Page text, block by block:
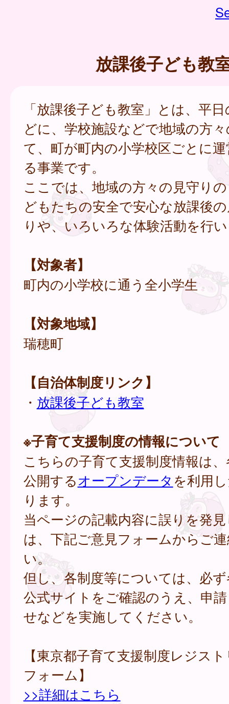
放課後子ども教
「放課後子ども教室」とは、平
どに、学校施設などで地域の方
て、町が町内の小学校区ごとに
る事業です。
ここでは、地域の方々の見守り
どもたちの安全で安心な放課後
りや、いろいろな体験活動を行
【対象者】
町内の小学校に通う全小学生
【対象地域】
瑞穂町
【自治体制度リンク】
・ 放課後子ども教室
※子育て支援制度の情報について
こちらの子育て支援制度情報は
公開するオープンデータ を利用
ります。
当ページの記載内容に誤りを発
は、下記ご意見フォームからご
い。
但し、各制度等については、必
公式サイトをご確認のうえ、申
せなどを実施してください。
【東京都子育て支援制度レジス
フォーム】
>>詳細はこちら